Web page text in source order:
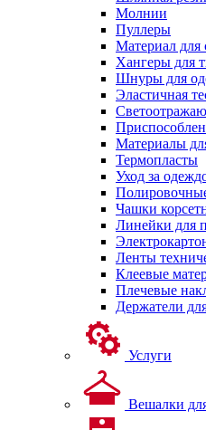
Молнии
Пуллеры
Материал для
Хангеры для
Шнуры для
Эластичная
Материалы
Термопласты
Уход за
Чашки
Линейки для
Ленты
Клеевые
Плечевые
Держатели
Услуги
Вешалки